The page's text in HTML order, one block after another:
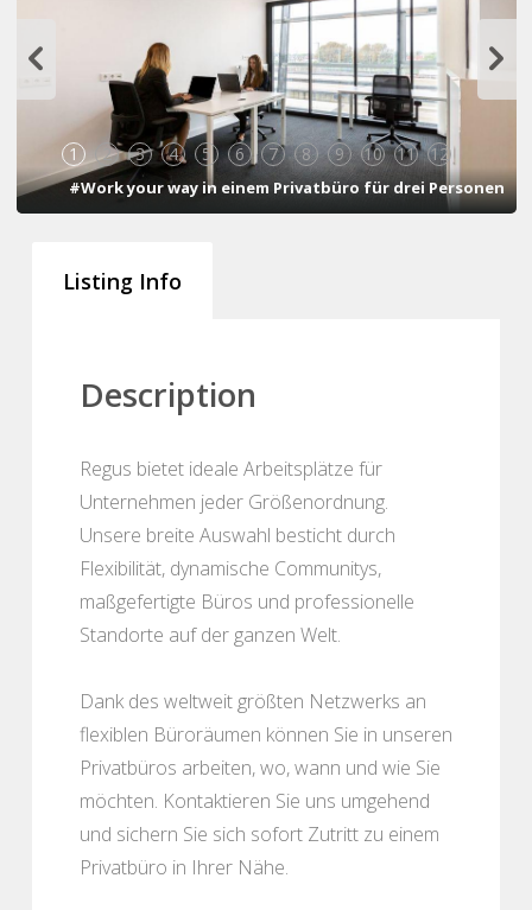
1 2 3 4 5 6 7 8 9 10 11 12
#Work your way in einem Privatbüro für drei Personen
Listing Info
Description
Regus bietet ideale Arbeitsplätze für
Unternehmen jeder Größenordnung.
Unsere breite Auswahl besticht durch
Flexibilität, dynamische Communitys,
maßgefertigte Büros und professionelle
Standorte auf der ganzen Welt.
Dank des weltweit größten Netzwerks an
flexiblen Büroräumen können Sie in unseren
Privatbüros arbeiten, wo, wann und wie Sie
möchten. Kontaktieren Sie uns umgehend
und sichern Sie sich sofort Zutritt zu einem
Privatbüro in Ihrer Nähe.